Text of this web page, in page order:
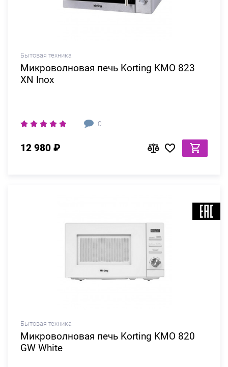
Бытовая техника
Микроволновая печь Korting KMO 823
XN Inox
0
12 980 ₽
Бытовая техника
Микроволновая печь Korting KMO 820
GW White